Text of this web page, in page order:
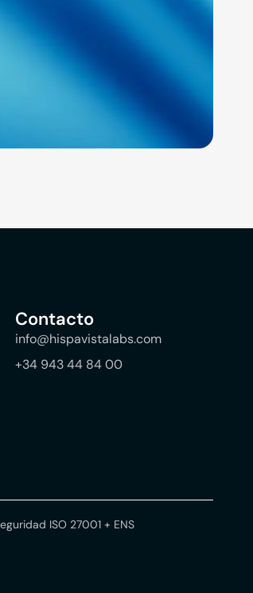
Contacto
info@hispavistalabs.com
+34 943 44 84 00
ISO 27001 + ENS